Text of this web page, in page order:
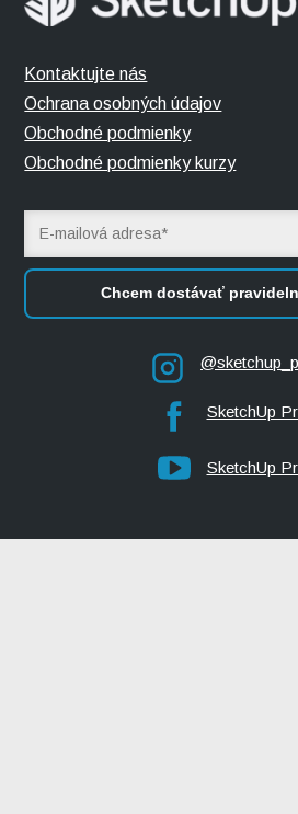
Kontaktujte nás
Ochrana osobných údajov
Obchodné podmienky
Obchodné podmienky kurzy
Chcem dostávať
SketchUp
SketchUp